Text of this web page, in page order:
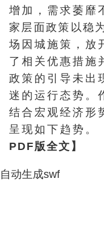
增加，需求萎靡
家层面政策以稳
场因城施策，放
了相关优惠措施
政策的引导未出
迷的运行态势。
结合宏观经济形
呈现如下趋势。
PDF版全文】
自动生成swf